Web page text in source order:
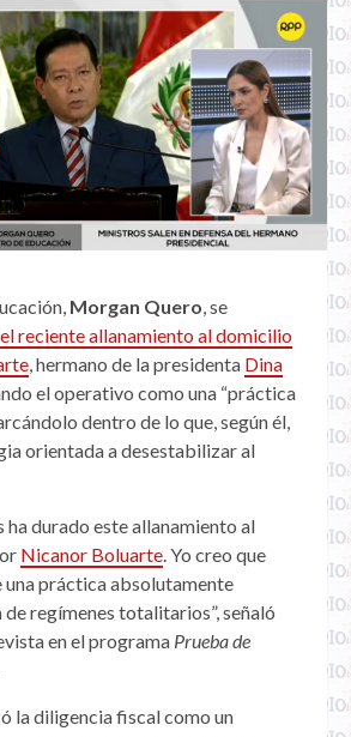
Morgan Quero , se
reciente allanamiento al domicilio
, hermano de la presidenta Dina
el operativo como una “práctica
dentro de lo que, según él,
orientada a desestabilizar al
ha durado este allanamiento al
Nicanor Boluarte . Yo creo que
una práctica absolutamente
regímenes totalitarios”, señaló
en el programa Prueba de
la diligencia fiscal como un